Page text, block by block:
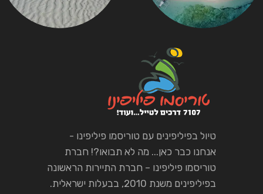
טיול בפיליפינים עם טוריסמו פיליפינו -
אנחנו כבר כאן... מה לא תבואו?! חברת
טוריסמו פיליפינו – חברת התיירות הראשונה
בפיליפינים משנת 2010, בבעלות ישראלית.